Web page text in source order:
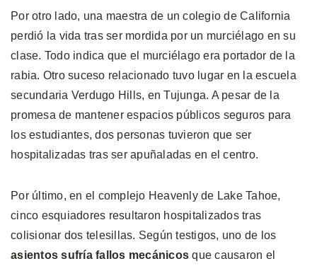
Por otro lado, una maestra de un colegio de California
perdió la vida tras ser mordida por un murciélago en su
clase. Todo indica que el murciélago era portador de la
rabia. Otro suceso relacionado tuvo lugar en la escuela
secundaria Verdugo Hills, en Tujunga. A pesar de la
promesa de mantener espacios públicos seguros para
los estudiantes, dos personas tuvieron que ser
hospitalizadas tras ser apuñaladas en el centro.
Por último, en el complejo Heavenly de Lake Tahoe,
cinco esquiadores resultaron hospitalizados tras
colisionar dos telesillas. Según testigos, uno de los
asientos sufría fallos mecánicos que causaron el